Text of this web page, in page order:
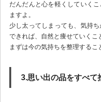
だんだんと心を軽くしていく
ますよ。
少し太ってしまっても、気持
できれば、自然と痩せていくこ
まずは今の気持ちを整理するこ
3.思い出の品をすべて